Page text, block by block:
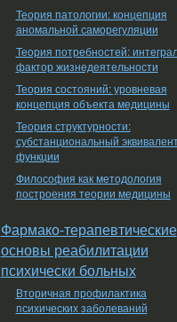
Теория патологии: концепция
аномальной саморегуляции
Теория потребностей:
фактор жизнедеятельности
Теория состояний: уровневая
концепция объекта медицины
Теория структурности:
субстанциональный
функции
Философия как методология
построения теории медицины
Фармако-терапевтические
основы реабилитации
психически больных
Вторичная профилактика
психических заболеваний